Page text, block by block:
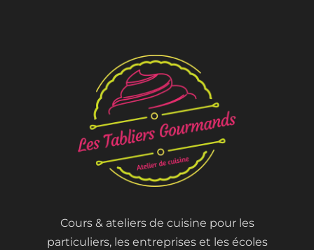
Cours & ateliers de cuisine pour les
particuliers, les entreprises et les écoles